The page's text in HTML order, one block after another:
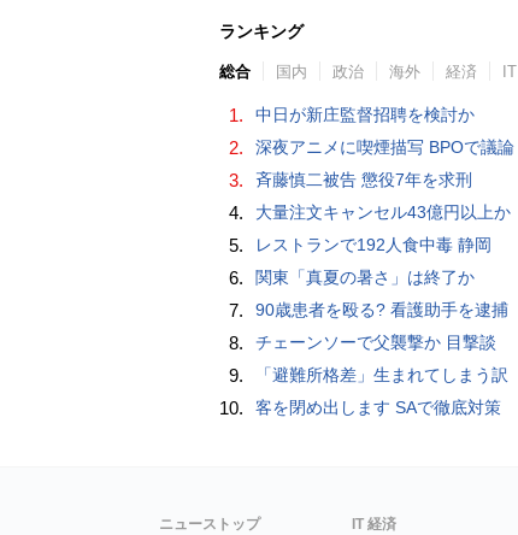
ランキング
総合 国内 政治 海外 経済 IT
1. 中日が新庄監督招聘を検討か
2. 深夜アニメに喫煙描写 BPOで議論
3. 斉藤慎二被告 懲役7年を求刑
4. 大量注文キャンセル43億円以上か
5. レストランで192人食中毒 静岡
6. 関東「真夏の暑さ」は終了か
7. 90歳患者を殴る? 看護助手を逮捕
8. チェーンソーで父襲撃か 目撃談
9. 「避難所格差」生まれてしまう訳
10. 客を閉め出します SAで徹底対策
ニューストップ IT 経済